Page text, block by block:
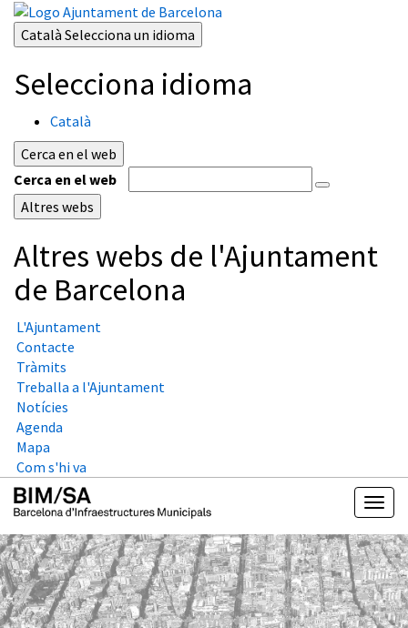
Català Selecciona un idioma
Selecciona idioma
Català
Cerca en el web
Cerca en el web
Altres webs
Altres webs de l'Ajuntament
de Barcelona
L'Ajuntament
Contacte
Tràmits
Treballa a l'Ajuntament
Notícies
Agenda
Mapa
Com s'hi va